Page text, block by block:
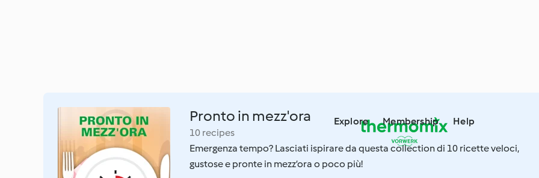
Explore Membership Help
Pronto in mezz'ora
10 recipes
Emergenza tempo? Lasciati ispirare da questa collection di 10 ricette veloci,
gustose e pronte in mezz’ora o poco più!